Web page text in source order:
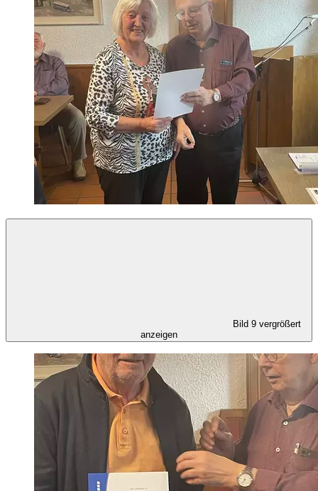
Bild 9 vergrößert
anzeigen